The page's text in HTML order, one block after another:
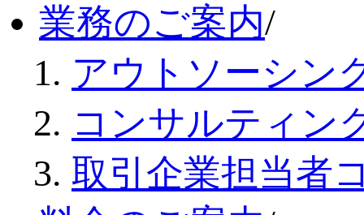
業務のご案内/
アウトソーシン
コンサルティン
取引企業担当者